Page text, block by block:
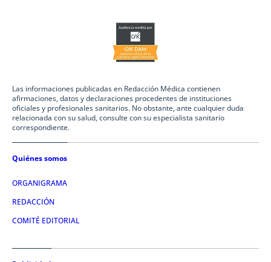
Las informaciones publicadas en Redacción Médica contienen
afirmaciones, datos y declaraciones procedentes de instituciones
oficiales y profesionales sanitarios. No obstante, ante cualquier duda
relacionada con su salud, consulte con su especialista sanitario
correspondiente.
Quiénes somos
ORGANIGRAMA
REDACCIÓN
COMITÉ EDITORIAL